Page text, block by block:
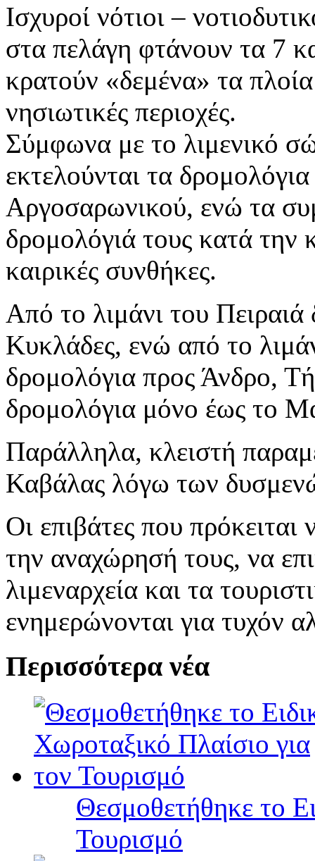
Ισχυροί νότιοι –
στα πελάγη φτάνουν τα 7
κρατούν «δεμένα» τα
νησιωτικές περιοχές.
Σύμφωνα με το λιμενικό
εκτελούνται τα
Αργοσαρωνικού, ενώ τα
δρομολόγιά τους κατά την
καιρικές συνθήκες.
Από το λιμάνι του Πειραιά
Κυκλάδες, ενώ από το
δρομολόγια προς Άνδρο,
δρομολόγια μόνο έως το
Παράλληλα, κλειστή
Καβάλας λόγω των
Οι επιβάτες που
την αναχώρησή τους, να
λιμεναρχεία και τα
ενημερώνονται για τυχόν
Περισσότερα νέα
Θεσμοθετήθηκε το
Τουρισμό